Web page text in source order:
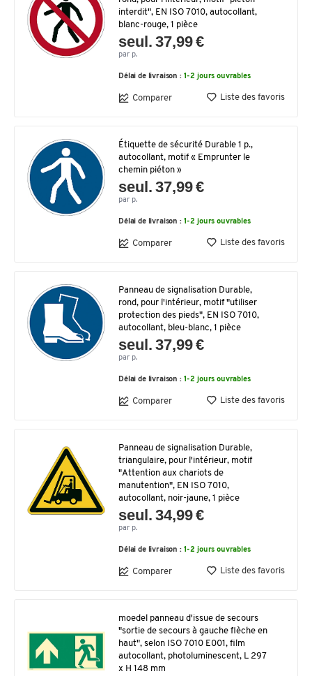
interdit", EN ISO 7010, autocollant,
blanc-rouge, 1 pièce
seul. 37,99 €
par p.
Délai de livraison : 1-2 jours ouvrables
Comparer Liste des favoris
Étiquette de sécurité Durable 1 p.,
autocollant, motif « Emprunter le
chemin piéton »
seul. 37,99 €
par p.
Délai de livraison : 1-2 jours ouvrables
Comparer Liste des favoris
Panneau de signalisation Durable,
rond, pour l'intérieur, motif "utiliser
protection des pieds", EN ISO 7010,
autocollant, bleu-blanc, 1 pièce
seul. 37,99 €
par p.
Délai de livraison : 1-2 jours ouvrables
Comparer Liste des favoris
Panneau de signalisation Durable,
triangulaire, pour l'intérieur, motif
"Attention aux chariots de
manutention", EN ISO 7010,
autocollant, noir-jaune, 1 pièce
seul. 34,99 €
par p.
Délai de livraison : 1-2 jours ouvrables
Comparer Liste des favoris
moedel panneau d'issue de secours
"sortie de secours à gauche flèche en
haut", selon ISO 7010 E001, film
autocollant, photoluminescent, L 297
x H 148 mm